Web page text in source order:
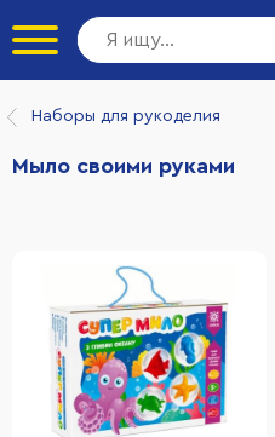
Наборы для рукоделия
Мыло своими руками